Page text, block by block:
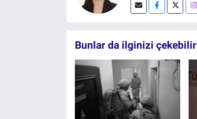
Bunlar da ilginizi çekebilir